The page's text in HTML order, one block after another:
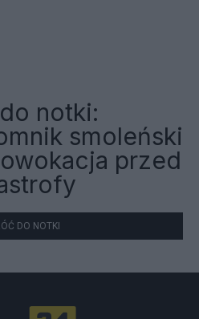
notki:
smoleński
przed
DO NOTKI